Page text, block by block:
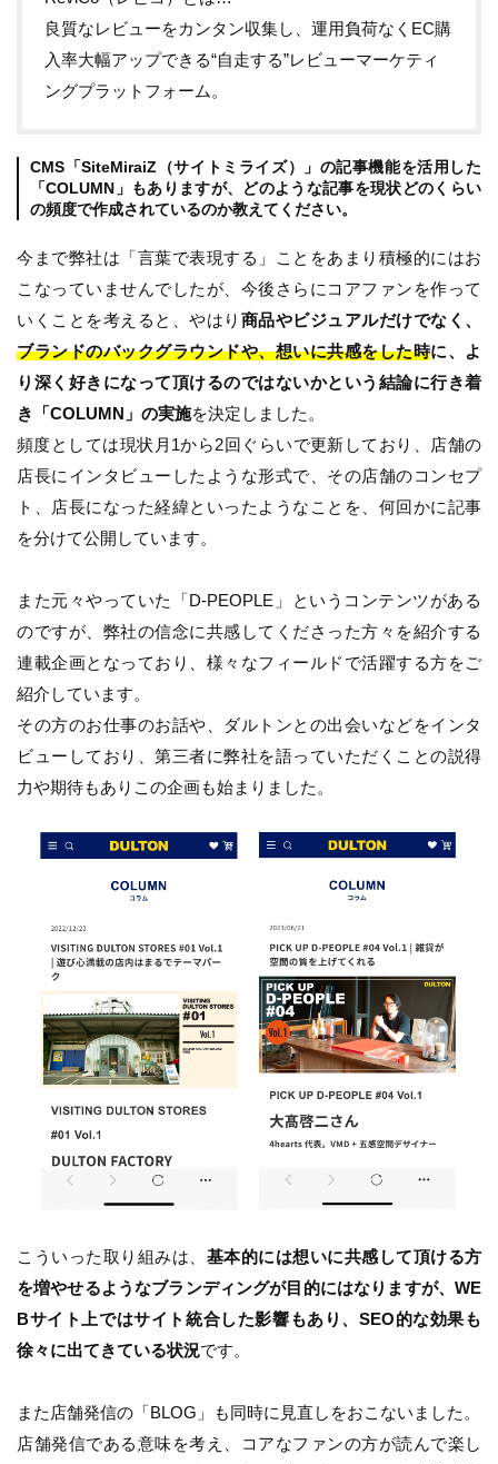
良質なレビューをカンタン収集し、運用負荷なくEC購
入率大幅アップできる“自走する”レビューマーケティ
ングプラットフォーム。
CMS「SiteMiraiZ（サイトミライズ）」の記事機能を活用した
「COLUMN」もありますが、どのような記事を現状どのくらい
の頻度で作成されているのか教えてください。
今まで弊社は「言葉で表現する」ことをあまり積極的にはお
こなっていませんでしたが、今後さらにコアファンを作って
いくことを考えると、やはり 商品やビジュアルだけでなく、
ブランドのバックグラウンドや、想いに共感をした時に、よ
り深く好きになって頂けるのではないかという結論に行き着
き「COLUMN」の実施を決定しました。
頻度としては現状月1から2回ぐらいで更新しており、店舗の
店長にインタビューしたような形式で、その店舗のコンセプ
ト、店長になった経緯といったようなことを、何回かに記事
を分けて公開しています。
また元々やっていた「D-PEOPLE」というコンテンツがある
のですが、弊社の信念に共感してくださった方々を紹介する
連載企画となっており、様々なフィールドで活躍する方をご
紹介しています。
その方のお仕事のお話や、ダルトンとの出会いなどをインタ
ビューしており、第三者に弊社を語っていただくことの説得
力や期待もありこの企画も始まりました。
こういった取り組みは、 基本的には想いに共感して頂ける方
を増やせるようなブランディングが目的にはなりますが、WE
Bサイト上ではサイト統合した影響もあり、SEO的な効果も
徐々に出てきている状況です。
また店舗発信の「BLOG」も同時に見直しをおこないました。
店舗発信である意味を考え、コアなファンの方が読んで楽し